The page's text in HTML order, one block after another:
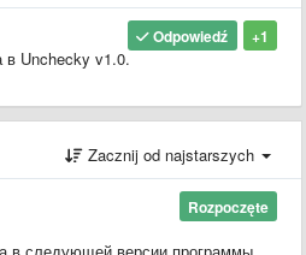
+1
Odpowiedź
в Unchecky v1.0.
Zacznij od najstarszych
Rozpoczęte